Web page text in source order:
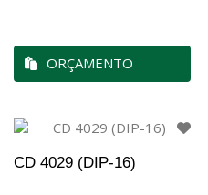
ORÇAMENTO
CD 4029 (DIP-16)